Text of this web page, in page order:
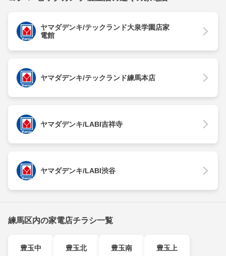
ヤマダデンキ/テックランド大泉学園店家
電館
ヤマダデンキ/テックランド練馬本店
ヤマダデンキ/LABI吉祥寺
ヤマダデンキ/LABI渋谷
練馬区内の家電店チラシ一覧
豊玉中 豊玉北 豊玉南 豊玉上